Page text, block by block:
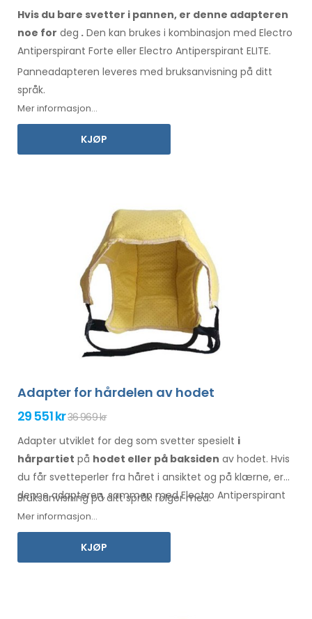
Hvis du bare svetter i pannen, er denne adapteren
noe for deg . Den kan brukes i kombinasjon med Electro
Antiperspirant Forte eller Electro Antiperspirant ELITE.
Panneadapteren leveres med bruksanvisning på ditt
språk.
Mer informasjon...
KJØP
Adapter for hårdelen av hodet
29 551 kr36 969 kr
Adapter utviklet for deg som svetter spesielt i
hårpartiet på hodet eller på baksiden av hodet. Hvis
du får svetteperler fra håret i ansiktet og på klærne, er
denne adapteren, sammen med Electro Antiperspirant
Forte eller Electro Antiperspirant ELITE, noe for deg.
Bruksanvisning på ditt språk følger med.
Mer informasjon...
KJØP